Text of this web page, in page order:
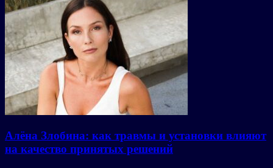
Алёна Злобина: как травмы и установки влияют
на качество принятых решений